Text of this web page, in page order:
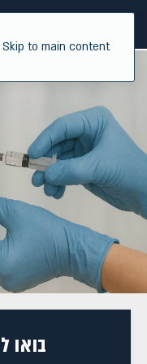
Skip to main content
בואו